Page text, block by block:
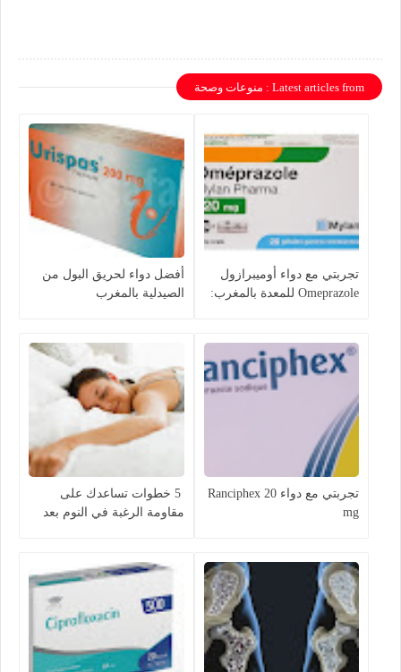
Latest articles from : منوعات وصحة
تجربتي مع دواء أوميبرازول
Omeprazole للمعدة بالمغرب:
أفضل دواء لحريق البول من
الصيدلية بالمغرب
تجربتي مع دواء Ranciphex 20
mg
5 خطوات تساعدك على
مقاومة الرغبة في النوم بعد